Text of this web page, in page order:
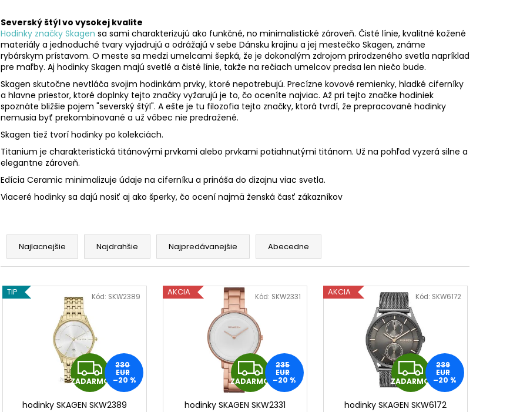
Severský štýl vo vysokej kvalite
Hodinky značky Skagen sa sami charakterizujú ako funkčné, no minimalistické zároveň. Čisté línie, kvalitné kožené
materiály a jednoduché tvary vyjadrujú a odrážajú v sebe Dánsku krajinu a jej mestečko Skagen, známe
rybárskym prístavom. O meste sa medzi umelcami šepká, že je dokonalým zdrojom prirodzeného svetla napríklad
pre maľby. Aj hodinky Skagen majú svetlé a čisté línie, takže na rečiach umelcov predsa len niečo bude.
Skagen skutočne nevtláča svojim hodinkám prvky, ktoré nepotrebujú. Precízne kovové remienky, hladké ciferníky
a hlavne priestor, ktoré doplnky tejto značky vyžarujú je to, čo oceníte najviac. Až pri tejto značke hodiniek
spoznáte bližšie pojem "severský štýl". A ešte je tu filozofia tejto značky, ktorá tvrdí, že prepracované hodinky
nemusia byť prekombinované a už vôbec nie predražené.
Skagen tiež tvorí hodinky po kolekciách.
Titanium je charakteristická titánovými prvkami alebo prvkami potiahnutými titánom. Už na pohľad vyzerá silne a
elegantne zároveň.
Edícia Ceramic minimalizuje údaje na ciferníku a prináša do dizajnu viac svetla.
Viaceré hodinky sa dajú nosiť aj ako šperky, čo ocení najmä ženská časť zákazníkov
R
d
n
Najlacnejšie Najdrahšie Najpredávanejšie Abecedne
V
ýTIP
Z
A
ZADARMO
230
EUR
–20 %
hodinky SKAGEN SKW2389
Kód: SKW2389 AKCIA
Z
A
ZADARMO
235
EUR
–20 %
hodinky SKAGEN SKW2331
Kód: SKW2331 AKCIA
Z
A
ZADARMO
239
EUR
–20 %
hodinky SKAGEN SKW6172
Kód: SKW6172